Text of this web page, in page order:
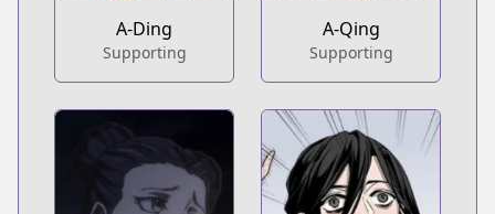
A-Ding
Supporting
A-Qing
Supporting